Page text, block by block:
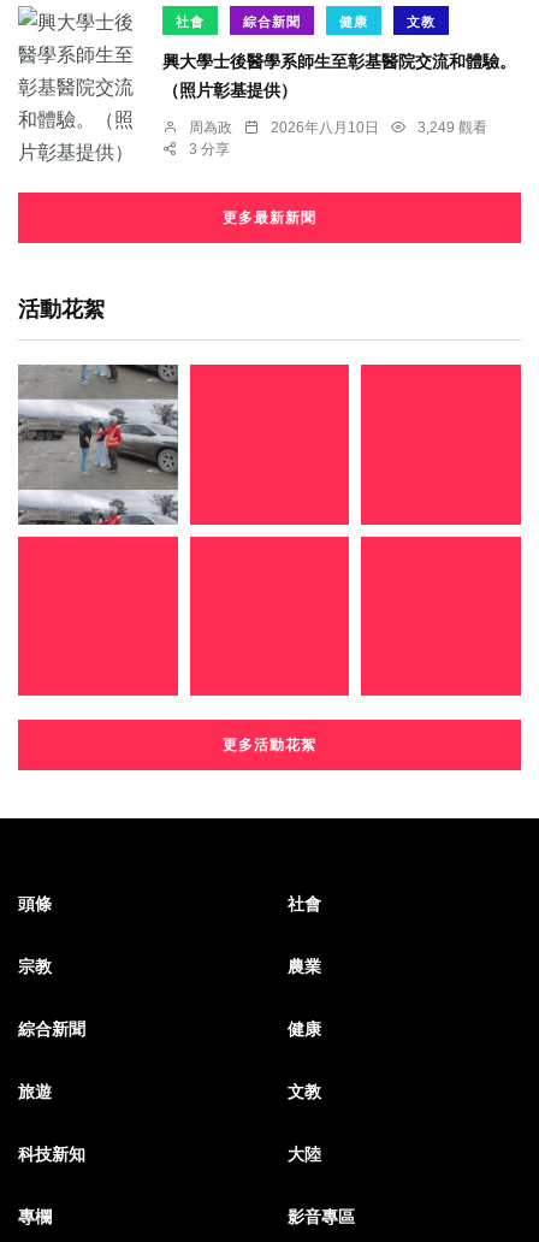
社會 綜合新聞 健康 文教
興大學士後醫學系師生至彰基醫院交流和體驗。
（照片彰基提供）
周為政 2026年八月10日
3,249 觀看
3 分享
更多最新新聞
活動花絮
更多活動花絮
頭條 社會
宗教 農業
綜合新聞 健康
旅遊 文教
科技新知 大陸
專欄 影音專區